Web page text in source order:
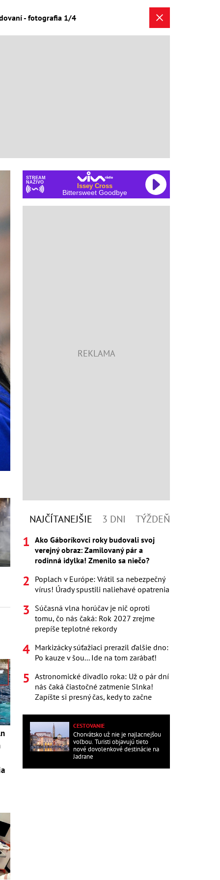
- fotografia 1/4
STREAM
NAŽIVO
Issey Cross
Bittersweet Goodbye
NAJČÍTANEJŠIE 3 DNI TÝŽDEŇ
Ako Gáboríkovci roky budovali svoj
verejný obraz: Zamilovaný pár a
rodinná idylka! Zmenilo sa niečo?
Poplach v Európe: Vrátil sa nebezpečný
vírus! Úrady spustili naliehavé opatrenia
Súčasná vlna horúčav je nič oproti
tomu, čo nás čaká: Rok 2027 zrejme
prepíše teplotné rekordy
Markizácky súťažiaci prerazil ďalšie dno:
Po kauze v šou... Ide na tom zarábať!
Astronomické divadlo roka: Už o pár dní
nás čaká čiastočné zatmenie Slnka!
Zapíšte si presný čas, kedy to začne
CESTOVANIE
Chorvátsko už nie je najlacnejšou
voľbou. Turisti objavujú tieto
nové dovolenkové destinácie na
Jadrane